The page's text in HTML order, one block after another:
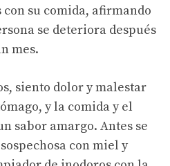
su comida, afirmando
se deteriora después
mes.
siento dolor y malestar
y la comida y el
sabor amargo. Antes se
con miel y